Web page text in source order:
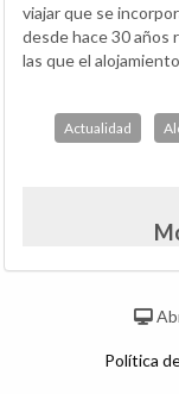
viajar que se
desde hace 30 años
las que el
Actualidad
Política